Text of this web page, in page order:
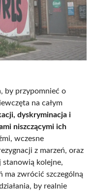
by przypomnieć o
na całym
dyskryminacja i
niszczącymi ich
wczesne
z marzeń, oraz
stanowią kolejne,
ma zwrócić szczególną
by realnie